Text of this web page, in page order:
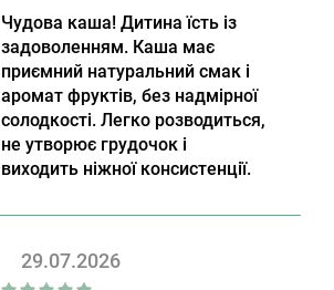
Чудова каша! Дитина їсть із
задоволенням. Каша має
приємний натуральний смак і
аромат фруктів, без надмірної
солодкості. Легко розводиться,
не утворює грудочок і
виходить ніжної консистенції.
29.07.2026